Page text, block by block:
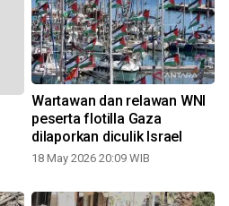
Wartawan dan relawan WNI
peserta flotilla Gaza
dilaporkan diculik Israel
18 May 2026 20:09 WIB